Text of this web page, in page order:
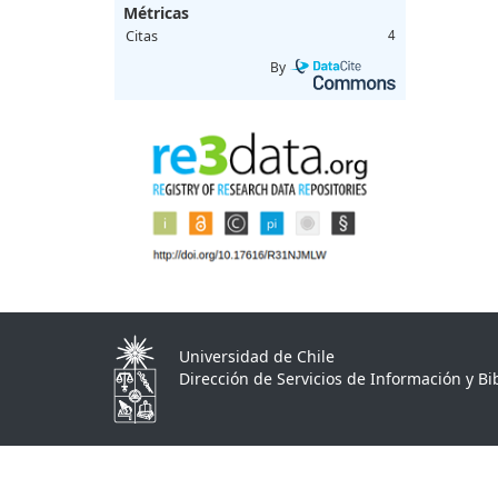
Métricas
Citas 4
By
Universidad de Chile
Dirección de Servicios de Información y